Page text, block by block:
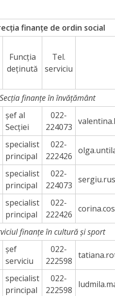
finanțe de ordin social
Funcția
deținută
Tel.
serviciu
Secția finanțe în învățământ
şef al
Secţiei
022-
224073
specialist
principal
022-
222426
specialist
principal
022-
224073
specialist
principal
022-
222426
finanțe în cultură și sport
șef
serviciu
022-
222598
specialist
principal
022-
222598